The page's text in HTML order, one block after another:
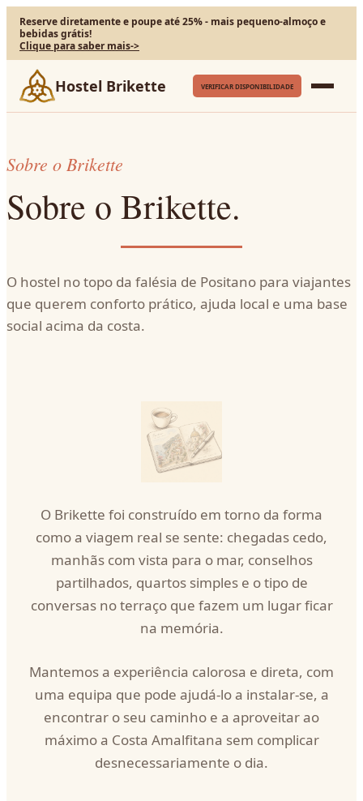
Reserve diretamente e poupe até 25% - mais pequeno-almoço e
bebidas grátis!
Clique para saber mais->
Hostel Brikette VERIFICAR DISPONIBILIDADE
Sobre o Brikette
Sobre o Brikette.
O hostel no topo da falésia de Positano para viajantes
que querem conforto prático, ajuda local e uma base
social acima da costa.
O Brikette foi construído em torno da forma
como a viagem real se sente: chegadas cedo,
manhãs com vista para o mar, conselhos
partilhados, quartos simples e o tipo de
conversas no terraço que fazem um lugar ficar
na memória.
Mantemos a experiência calorosa e direta, com
uma equipa que pode ajudá-lo a instalar-se, a
encontrar o seu caminho e a aproveitar ao
máximo a Costa Amalfitana sem complicar
desnecessariamente o dia.